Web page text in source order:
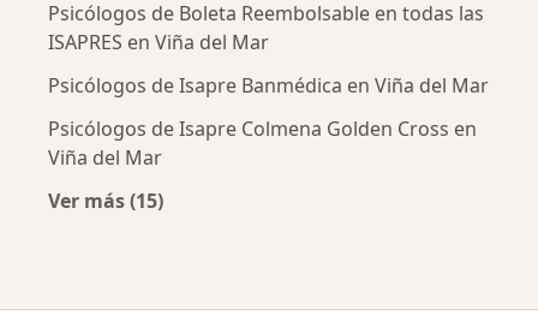
Psicólogos de Boleta Reembolsable en todas las
ISAPRES en Viña del Mar
Psicólogos de Isapre Banmédica en Viña del Mar
Psicólogos de Isapre Colmena Golden Cross en
Viña del Mar
Ver más (15)